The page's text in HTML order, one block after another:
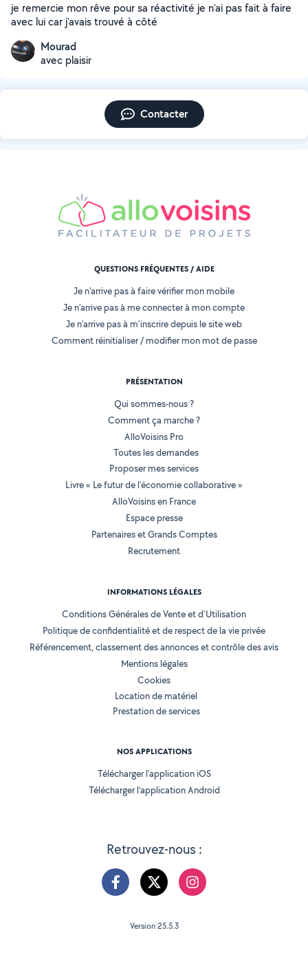
je remercie mon rêve pour sa réactivité je n'ai pas fait à faire
avec lui car j'avais trouvé à côté
Mourad
avec plaisir
Contacter
Retrouvez-nous :
QUESTIONS FRÉQUENTES / AIDE
Je n'arrive pas à faire vérifier mon mobile
Je n'arrive pas à me connecter à mon compte
Je n'arrive pas à m'inscrire depuis le site web
Comment réinitialiser / modifier mon mot de passe
PRÉSENTATION
Qui sommes-nous ?
Comment ça marche ?
AlloVoisins Pro
Toutes les demandes
Proposer mes services
Livre « Le futur de l'économie collaborative »
AlloVoisins en France
Espace presse
Partenaires et Grands Comptes
Recrutement
INFORMATIONS LÉGALES
Conditions Générales de Vente et d'Utilisation
Politique de confidentialité et de respect de la vie privée
Référencement, classement des annonces et contrôle des avis
Mentions légales
Cookies
Location de matériel
Prestation de services
NOS APPLICATIONS
Télécharger l’application iOS
Télécharger l’application Android
Version 25.5.3